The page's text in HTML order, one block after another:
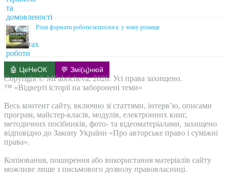
Різні формати роботи психолога: у чому різниця
🤖 ЦеНеОК 💬 Змі(ц)нюй
Copyright © MFabricheva, 2026. Усі права захищено.
™ «Відверті історії на заборонені теми»
Весь контент сайту, включно зі статтями, інтерв’ю, описами
програм, майстер-класів, модулів, електронних книг,
методичних посібників, фото- та відеоматеріалами, захищено
відповідно до Закону України «Про авторське право і суміжні
права».
Копіювання, поширення або використання матеріалів сайту
можливе лише з письмового дозволу правовласниці.